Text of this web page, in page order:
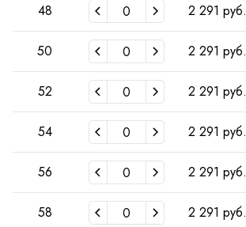
48 2 291 руб.
50 2 291 руб.
52 2 291 руб.
54 2 291 руб.
56 2 291 руб.
58 2 291 руб.